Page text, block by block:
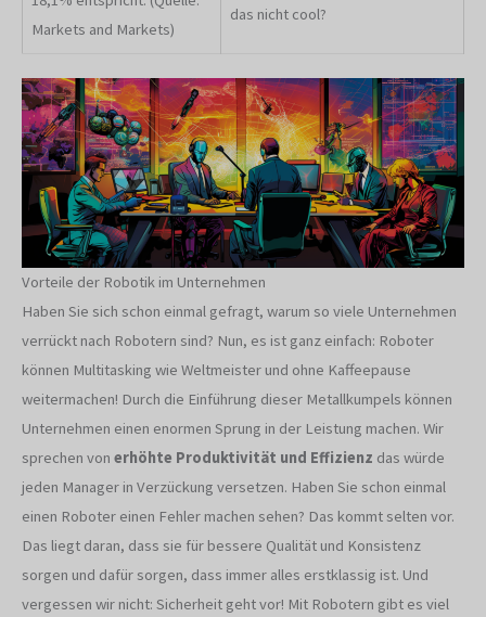
Markets and Markets)
das nicht cool?
Vorteile der Robotik im Unternehmen
Haben Sie sich schon einmal gefragt, warum so viele Unternehmen
verrückt nach Robotern sind? Nun, es ist ganz einfach: Roboter
können Multitasking wie Weltmeister und ohne Kaffeepause
weitermachen! Durch die Einführung dieser Metallkumpels können
Unternehmen einen enormen Sprung in der Leistung machen. Wir
sprechen von erhöhte Produktivität und Effizienz das würde
jeden Manager in Verzückung versetzen. Haben Sie schon einmal
einen Roboter einen Fehler machen sehen? Das kommt selten vor.
Das liegt daran, dass sie für bessere Qualität und Konsistenz
sorgen und dafür sorgen, dass immer alles erstklassig ist. Und
vergessen wir nicht: Sicherheit geht vor! Mit Robotern gibt es viel